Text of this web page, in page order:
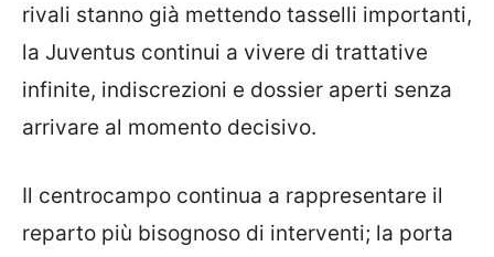
rivali stanno già mettendo tasselli importanti,
la Juventus continui a vivere di trattative
infinite, indiscrezioni e dossier aperti senza
arrivare al momento decisivo.
Il centrocampo continua a rappresentare il
reparto più bisognoso di interventi; la porta